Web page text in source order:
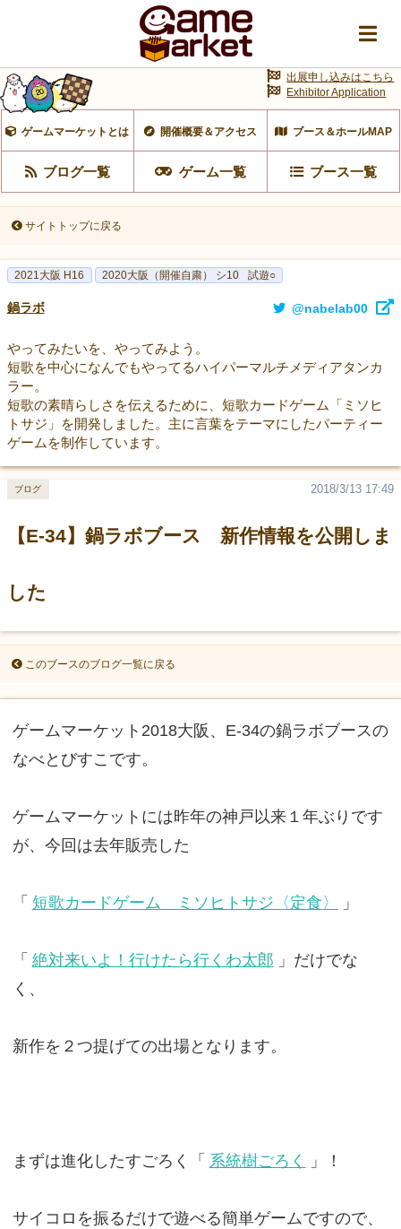
ゲームマーケットとは 開催概要＆アクセス ブース＆ホールMAP
ブログ一覧 ゲーム一覧 ブース一覧
出展申し込みはこちら
Exhibitor Application
サイトトップに戻る
2021大阪 H16 2020大阪（開催自粛） シ10 試遊○
鍋ラボ @nabelab00
やってみたいを、やってみよう。
短歌を中心になんでもやってるハイパーマルチメディアタンカ
ラー。
短歌の素晴らしさを伝えるために、短歌カードゲーム「ミソヒ
トサジ」を開発しました。主に言葉をテーマにしたパーティー
ゲームを制作しています。
【E-34】鍋ラボブース 新作情報を公開しま
した
2018/3/13 17:49
ブログ
このブースのブログ一覧に戻る
ゲームマーケット2018大阪、E-34の鍋ラボブースの
なべとびすこです。
ゲームマーケットには昨年の神戸以来１年ぶりです
が、今回は去年販売した
「 短歌カードゲーム ミソヒトサジ〈定食〉 」
「 絶対来いよ！行けたら行くわ太郎 」だけでな
く、
新作を２つ提げての出場となります。
まずは進化したすごろく「 系統樹ごろく 」！
サイコロを振るだけで遊べる簡単ゲームですので、